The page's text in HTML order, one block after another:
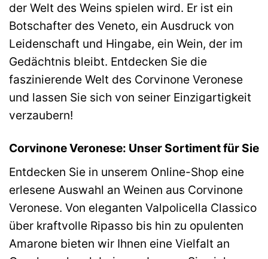
der Welt des Weins spielen wird. Er ist ein
Botschafter des Veneto, ein Ausdruck von
Leidenschaft und Hingabe, ein Wein, der im
Gedächtnis bleibt. Entdecken Sie die
faszinierende Welt des Corvinone Veronese
und lassen Sie sich von seiner Einzigartigkeit
verzaubern!
Corvinone Veronese: Unser Sortiment für Sie
Entdecken Sie in unserem Online-Shop eine
erlesene Auswahl an Weinen aus Corvinone
Veronese. Von eleganten Valpolicella Classico
über kraftvolle Ripasso bis hin zu opulenten
Amarone bieten wir Ihnen eine Vielfalt an